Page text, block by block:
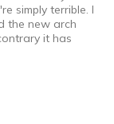
simply terrible. I
the new arch
it has